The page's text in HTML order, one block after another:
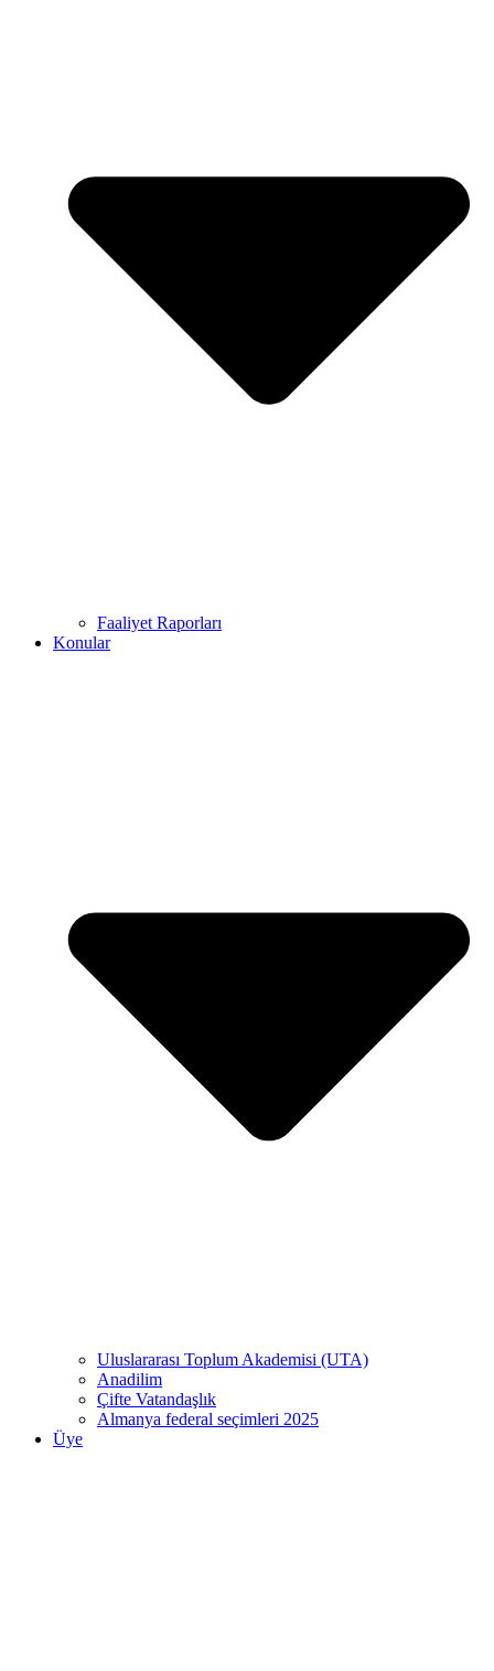
Faaliyet Raporları
Konular
Uluslararası Toplum Akademisi (UTA)
Anadilim
Çifte Vatandaşlık
Almanya federal seçimleri 2025
Üye